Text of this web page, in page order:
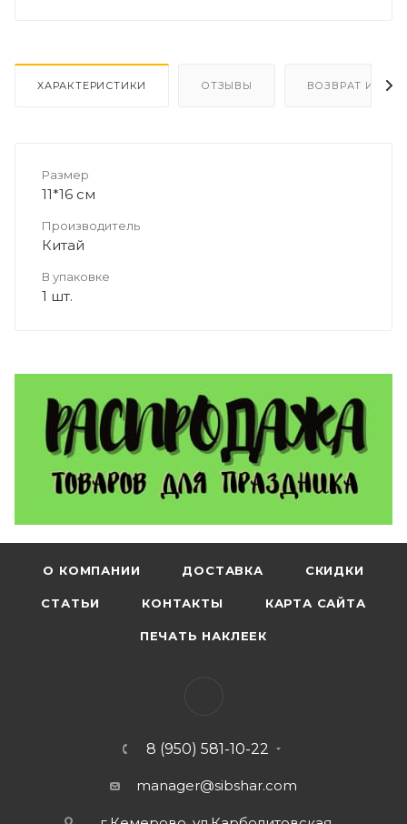
ХАРАКТЕРИСТИКИ ОТЗЫВЫ ВОЗВРАТ И
Размер
11*16 см
Производитель
Китай
В упаковке
1 шт.
О КОМПАНИИ ДОСТАВКА СКИДКИ
СТАТЬИ КОНТАКТЫ КАРТА САЙТА
ПЕЧАТЬ НАКЛЕЕК
8 (950) 581-10-22
manager@sibshar.com